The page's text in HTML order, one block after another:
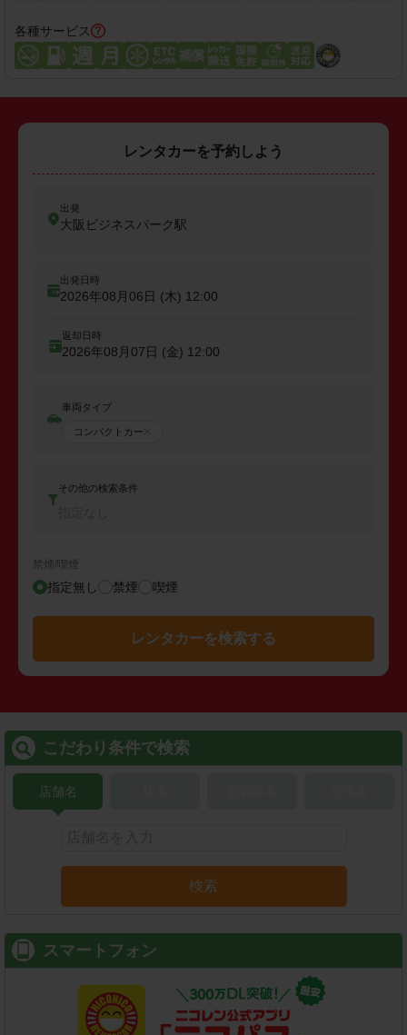
各種サービス
レンタカーを予約しよう
出発
大阪ビジネスパーク駅
出発日時
2026年08月06日 (木) 12:00
返却日時
2026年08月07日 (金) 12:00
車両タイプ
コンパクトカー
その他の検索条件
禁煙/喫煙
指定無し 禁煙 喫煙
レンタカーを検索する
こだわり条件で検索
店舗名
検索
スマートフォン